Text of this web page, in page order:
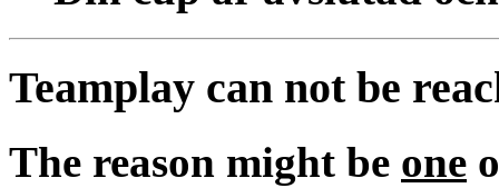
Teamplay can not be
The reason might be one